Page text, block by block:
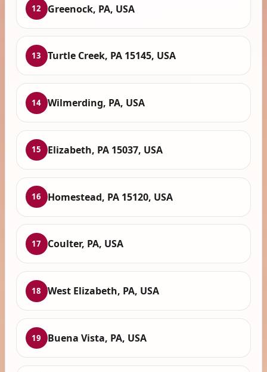
12 Greenock, PA, USA
13 Turtle Creek, PA 15145, USA
14 Wilmerding, PA, USA
15 Elizabeth, PA 15037, USA
16 Homestead, PA 15120, USA
17 Coulter, PA, USA
18 West Elizabeth, PA, USA
19 Buena Vista, PA, USA